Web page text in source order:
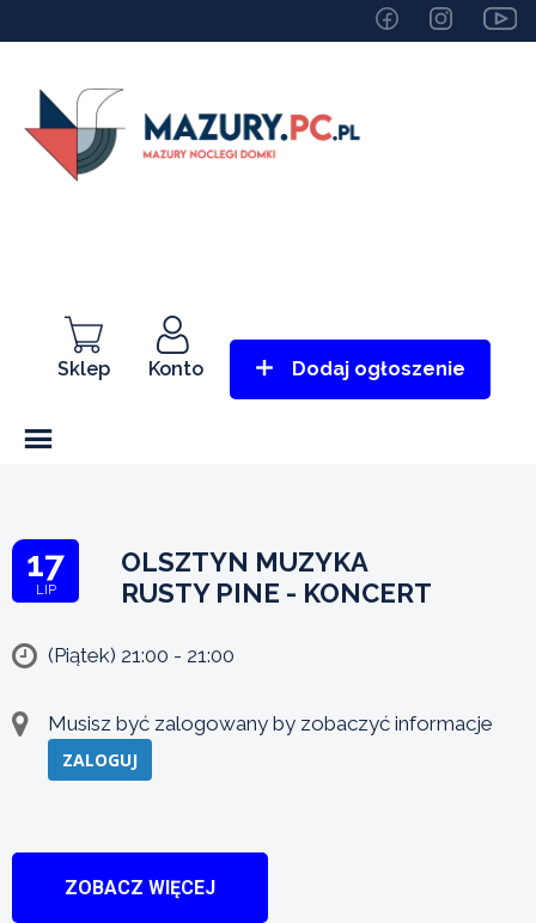
Sklep Konto Dodaj ogłoszenie
17
LIP
OLSZTYN MUZYKA
RUSTY PINE - KONCERT
(Piątek) 21:00 - 21:00
Musisz być zalogowany by zobaczyć informacje
ZALOGUJ
ZOBACZ WIĘCEJ